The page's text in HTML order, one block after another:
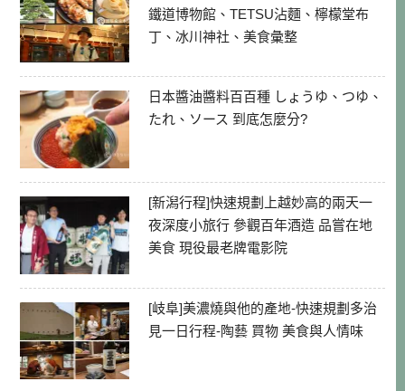
鐵道博物館、TETSU沾麵、檸檬堂布
丁、冰川神社、美食彙整
日本醬油醬料百百種 しょうゆ、つゆ、
たれ、ソース 到底怎麼分?
[新潟行程]快速規劃上越妙高的兩天一
夜深度小旅行 參觀百年酒造 品嘗在地
美食 現役最老牌電影院
[岐阜]美濃燒與他的產地-快速規劃多治
見一日行程-陶藝 買物 美食與人情味